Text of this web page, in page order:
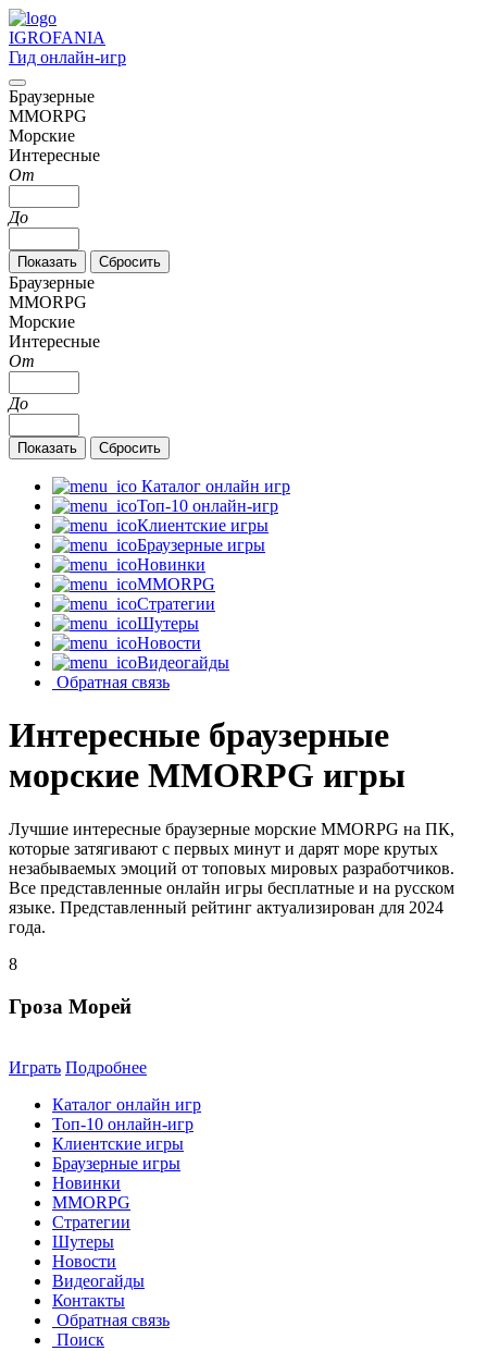
IGROFANIA
Гид онлайн-игр
Браузерные
MMORPG
Морские
Интересные
От
До
Браузерные
MMORPG
Морские
Интересные
От
До
Каталог онлайн игр
Топ-10 онлайн-игр
Клиентские игры
Браузерные игры
Новинки
MMORPG
Стратегии
Шутеры
Новости
Видеогайды
Обратная связь
Интересные браузерные
морские MMORPG игры
Лучшие интересные браузерные морские MMORPG на ПК,
которые затягивают с первых минут и дарят море крутых
незабываемых эмоций от топовых мировых разработчиков.
Все представленные онлайн игры бесплатные и на русском
языке. Представленный рейтинг актуализирован для 2024
года.
8
Гроза Морей
Играть Подробнее
Каталог онлайн игр
Топ-10 онлайн-игр
Клиентские игры
Браузерные игры
Новинки
MMORPG
Стратегии
Шутеры
Новости
Видеогайды
Контакты
Обратная связь
Поиск